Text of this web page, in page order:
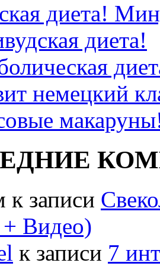
диета!
диета!
немецкий
к записи
Видео)
к записи 7